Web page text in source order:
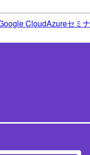
CloudAzureセミ